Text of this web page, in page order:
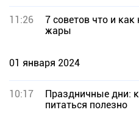
11:26
7 советов что и
жары
01 января 2024
10:17
Праздничные дни:
питаться полезно